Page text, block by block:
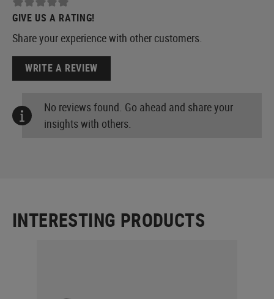
GIVE US A RATING!
Share your experience with other customers.
WRITE A REVIEW
No reviews found. Go ahead and share your
insights with others.
INTERESTING PRODUCTS